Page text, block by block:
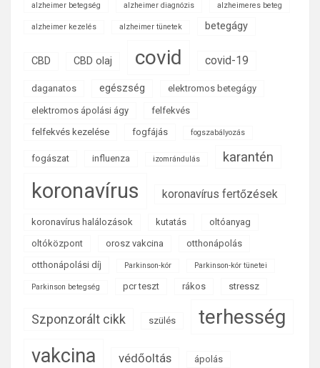
alzheimer betegség alzheimer diagnózis alzheimeres beteg
alzheimer kezelés alzheimer tünetek betegágy
CBD CBD olaj covid covid-19
daganatos egészség elektromos betegágy
elektromos ápolási ágy
felfekvés
felfekvés kezelése
fogfájás fogszabályozás
fogászat influenza izomrándulás karantén
koronavírus koronavírus fertőzések
koronavírus halálozások kutatás
oltóanyag
oltóközpont
orosz vakcina
otthonápolás
otthonápolási díj
Parkinson-kór Parkinson-kór tünetei
Parkinson betegség pcr teszt rákos stressz
Szponzorált cikk szülés terhesség
vakcina védőoltás ápolás